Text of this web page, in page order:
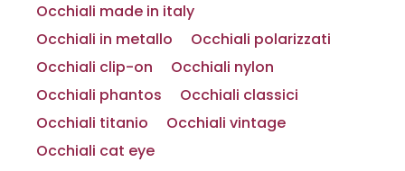
Occhiali made in italy
Occhiali in metallo
Occhiali polarizzati
Occhiali clip-on
Occhiali nylon
Occhiali phantos
Occhiali classici
Occhiali titanio
Occhiali vintage
Occhiali cat eye